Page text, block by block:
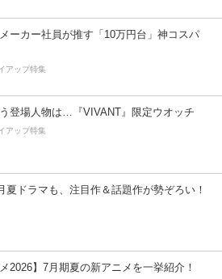
メーカー社員が推す「10万円台」神コスパ
アップ特集
登場人物は…『VIVANT』限定ウオッチ
アップ特集
夏ドラマも、注目作＆話題作が勢ぞろい！
メ2026】7月期夏の新アニメを一挙紹介！